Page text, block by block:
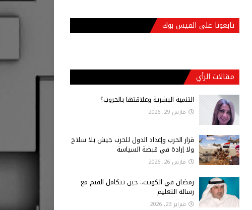
تابعونا على الفيس بوك
مقالات الرأي
التنمية البشرية وعلاقتها بالحروب؟
مارس 29, 2026
قرار الحرب وإعداد الدول للحرب جيش بلا سلاح
ولا إرادة في قبضة السياسة
مارس 26, 2026
رمضان في الكويت.. حين تتكامل القيم مع
رسالة التعليم
فبراير 23, 2026